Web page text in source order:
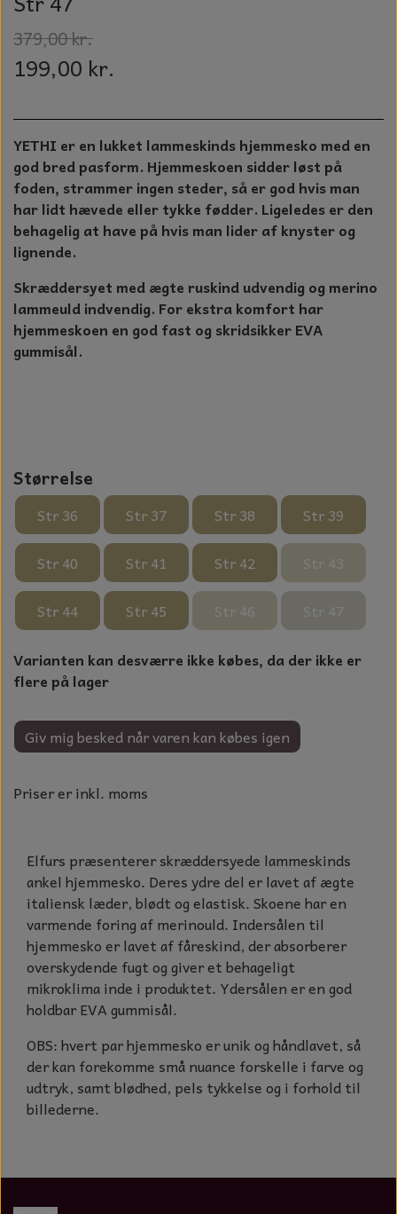
GLAS KRYSTALLER OG ORNAMENTER
KERAMIK BLOMSTER
DUFT BLOKKE
VINDSPIL
LAMPESKÆRME TIL VINGLAS
KERAMIK HUSNUMRE
HAVE PYNT
GLAS DECOR
DUFTBLOKKE OG TILBEHØR
KERAMIK BLOMSTER
379,00 kr.
199,00 kr.
YETHI er en lukket lammeskinds hjemmesko med en
god bred pasform. Hjemmeskoen sidder løst på
foden, strammer ingen steder, så er god hvis man
har lidt hævede eller tykke fødder. Ligeledes er den
behagelig at have på hvis man lider af knyster og
lignende.
Skræddersyet med ægte ruskind udvendig og merino
lammeuld indvendig. For ekstra komfort har
hjemmeskoen en god fast og skridsikker EVA
gummisål.
Størrelse
Str 36 Str 37 Str 38 Str 39
Str 40 Str 41 Str 42 Str 43
Str 44 Str 45 Str 46 Str 47
Varianten kan desværre ikke købes, da der ikke er
flere på lager
Giv mig besked når varen kan købes igen
Priser er inkl. moms
Elfurs præsenterer skræddersyede lammeskinds
ankel hjemmesko. Deres ydre del er lavet af ægte
italiensk læder, blødt og elastisk. Skoene har en
varmende foring af merinould. Indersålen til
hjemmesko er lavet af fåreskind, der absorberer
overskydende fugt og giver et behageligt
mikroklima inde i produktet. Ydersålen er en god
holdbar EVA gummisål.
OBS: hvert par hjemmesko er unik og håndlavet, så
der kan forekomme små nuance forskelle i farve og
udtryk, samt blødhed, pels tykkelse og i forhold til
billederne.